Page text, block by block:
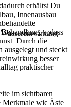
erhältst Du
Innenausbau
sodass
Durch die
ausgelegt und steckt
besser
praktischer
im sichtbaren
Merkmale wie Äste